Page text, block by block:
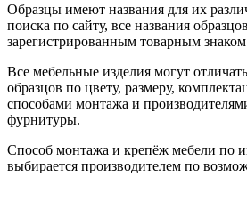
Образцы имеют названия для их
поиска по сайту, все названия
зарегистрированным товарным
Все мебельные изделия могут
образцов по цвету, размеру,
способами монтажа и
фурнитуры.
Способ монтажа и крепёж мебели по
выбирается производителем по